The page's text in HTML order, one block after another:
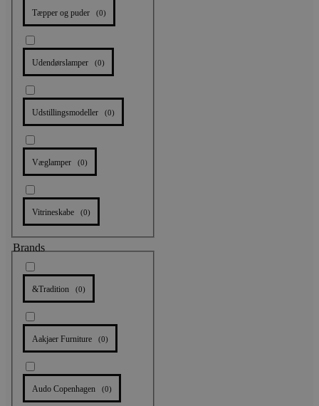
Tæpper og puder (0)
Udendørslamper (0)
Udstillingsmodeller (0)
Væglamper (0)
Vitrineskabe (0)
Brands
&Tradition (0)
Aakjaer Furniture (0)
Audo Copenhagen (0)